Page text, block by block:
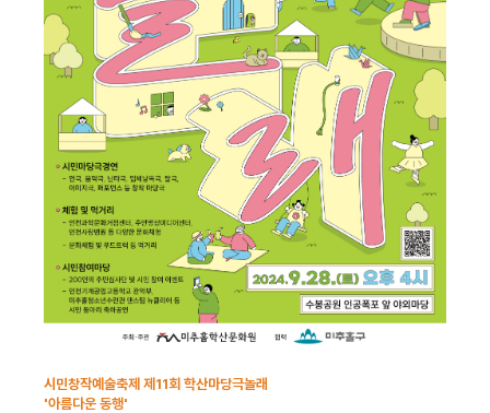
시민창작예술축제 제11회 학산마당극놀래
'아름다운 동행'